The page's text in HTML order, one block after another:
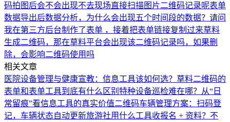
码拍图后会不会出现不去现场直接扫描图片二维码记录呢表单
数据导出后数据分析，为什么会出现五个时间段的数据？ 请问
我在第三方后台制作了表单 ，接着把表单链接复制过来草料
生成二维码，那在草料平台会出现该二维码记录吗，如果删
除，会影响二维码使用吗
相关文章
医院设备管理与健康宣教：信息工具该如何选？ 草料二维码的
表单和表单工具到底有什么区别 特种设备巡检难在哪？从“日
常留痕”看信息工具的真实价值二维码车辆管理方案：扫码登
记，车辆状态自动更新旅游社用什么工具收报名 + 资料？不